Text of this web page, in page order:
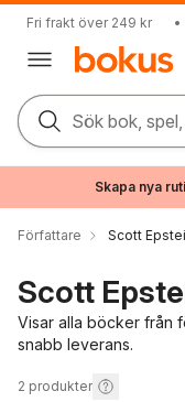
Fri frakt över 249 kr •
Sök bok,
Skapa nya
Författare Scott
Scott
Visar alla böcker från
snabb leverans.
2 produkter